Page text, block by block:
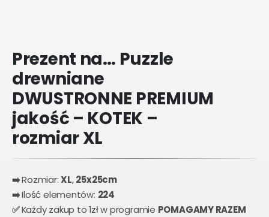
Prezent na… Puzzle
drewniane
DWUSTRONNE PREMIUM
jakość – KOTEK –
rozmiar XL
➡️️Rozmiar:XL,25x25cm
➡️️Ilość elementów: 224
✅Każdy zakup to 1zł w programie POMAGAMY RAZEM